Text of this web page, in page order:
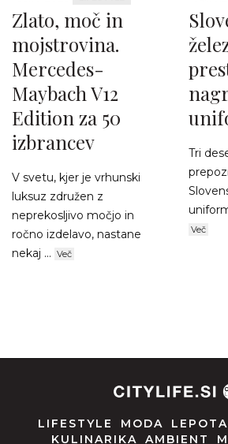
Zlato, moč in
mojstrovina.
Mercedes-
Maybach V12
Edition za 50
izbrancev
V svetu, kjer je vrhunski
luksuz združen z
neprekosljivo močjo in
ročno izdelavo, nastane
nekaj ... Več
Tri
Več
LIFESTYLE MODA
KULINARIKA
AMBIENT